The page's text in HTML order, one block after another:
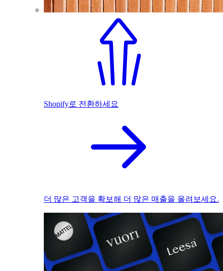
Shopify로 전환하세요
더 많은 고객을 확보해 더 많은 매출을 올려보세요.